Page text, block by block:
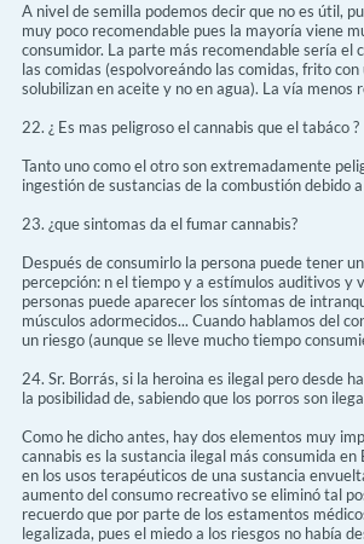
A nivel de semilla podemos decir que no es útil,
muy poco recomendable pues la mayoría viene
consumidor. La parte más recomendable sería el
las comidas (espolvoreándo las comidas, frito
solubilizan en aceite y no en agua). La vía menos
22. ¿ Es mas peligroso el cannabis que el tabáco ?
Tanto uno como el otro son extremadamente
ingestión de sustancias de la combustión debido
23. ¿que sintomas da el fumar cannabis?
Después de consumirlo la persona puede tener
percepción: n el tiempo y a estímulos auditivos y
personas puede aparecer los síntomas de
músculos adormecidos... Cuando hablamos del
un riesgo (aunque se lleve mucho tiempo
24. Sr. Borrás, si la heroina es ilegal pero desde
la posibilidad de, sabiendo que los porros son
Como he dicho antes, hay dos elementos muy
cannabis es la sustancia ilegal más consumida
en los usos terapéuticos de una sustancia
aumento del consumo recreativo se eliminó tal
recuerdo que por parte de los estamentos
legalizada, pues el miedo a los riesgos no había